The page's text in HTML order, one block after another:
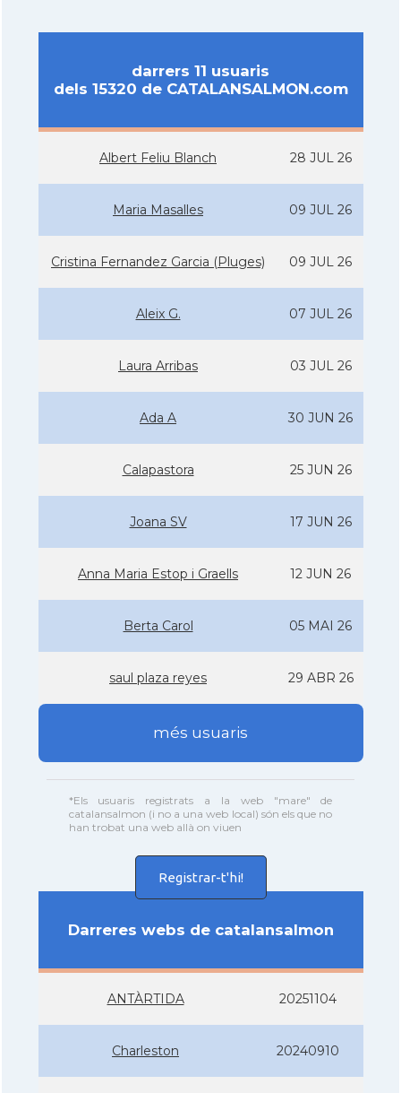
darrers 11 usuaris
dels 15320 de CATALANSALMON.com
Albert Feliu Blanch 28 JUL 26
Maria Masalles 09 JUL 26
Cristina Fernandez Garcia (Pluges) 09 JUL 26
Aleix G. 07 JUL 26
Laura Arribas 03 JUL 26
Ada A 30 JUN 26
Calapastora 25 JUN 26
Joana SV 17 JUN 26
Anna Maria Estop i Graells 12 JUN 26
Berta Carol 05 MAI 26
saul plaza reyes 29 ABR 26
més usuaris
*Els usuaris registrats a la web "mare" de
catalansalmon (i no a una web local) són els que no
han trobat una web allà on viuen
Registrar-t'hi!
Darreres webs de catalansalmon
ANTÀRTIDA 20251104
Charleston 20240910